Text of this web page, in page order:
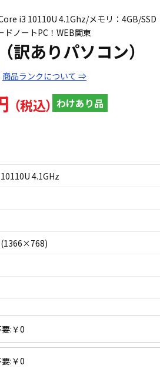
i3 10110U 4.1Ghz/メモリ：4GB/
ノートPC！WEB関東
ありパソコン）
商品ランクについて ⇒
わけあり品
4.1GHz
(1366×768)